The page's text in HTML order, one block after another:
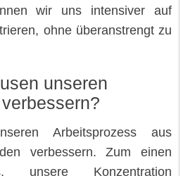
wir uns intensiver auf
ohne überanstrengt zu
unseren
Arbeitsprozess aus
verbessern. Zum einen
Konzentration